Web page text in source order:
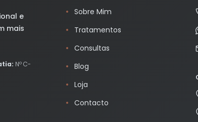
e
mais
Nº C-
Sobre Mim
Tratamentos
Consultas
Blog
Loja
Contacto